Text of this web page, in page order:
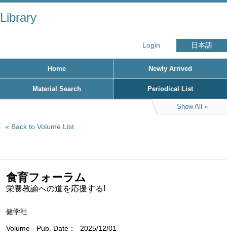
Library
Login 日本語
Home Newly Arrived
Material Search Periodical List
Show All
Back to Volume List
食育フォーラム
栄養教諭への道を応援する!
健学社
Volume - Pub. Date 2025/12/01